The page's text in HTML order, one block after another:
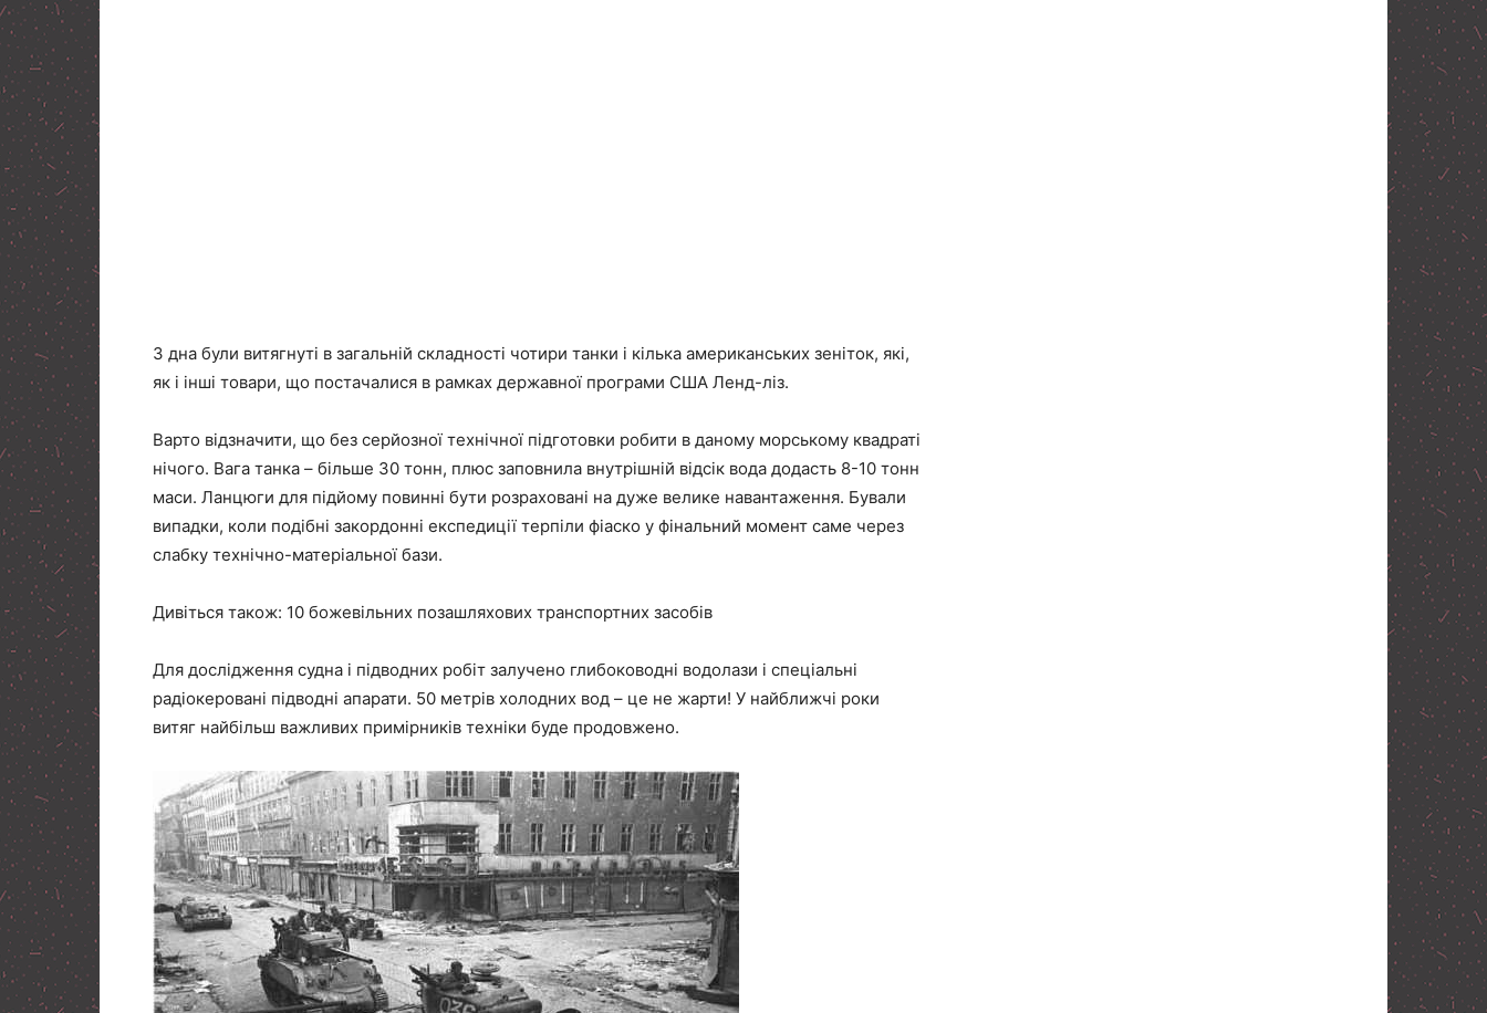
З дна були витягнуті в загальній складності чотири танки і кілька американських зеніток, які,
як і інші товари, що постачалися в рамках державної програми США Ленд-ліз.
Варто відзначити, що без серйозної технічної підготовки робити в даному морському квадраті
нічого. Вага танка – більше 30 тонн, плюс заповнила внутрішній відсік вода додасть 8-10 тонн
маси. Ланцюги для підйому повинні бути розраховані на дуже велике навантаження. Бували
випадки, коли подібні закордонні експедиції терпіли фіаско у фінальний момент саме через
слабку технічно-матеріальної бази.
Дивіться також: 10 божевільних позашляхових транспортних засобів
Для дослідження судна і підводних робіт залучено глибоководні водолази і спеціальні
радіокеровані підводні апарати. 50 метрів холодних вод – це не жарти! У найближчі роки
витяг найбільш важливих примірників техніки буде продовжено.